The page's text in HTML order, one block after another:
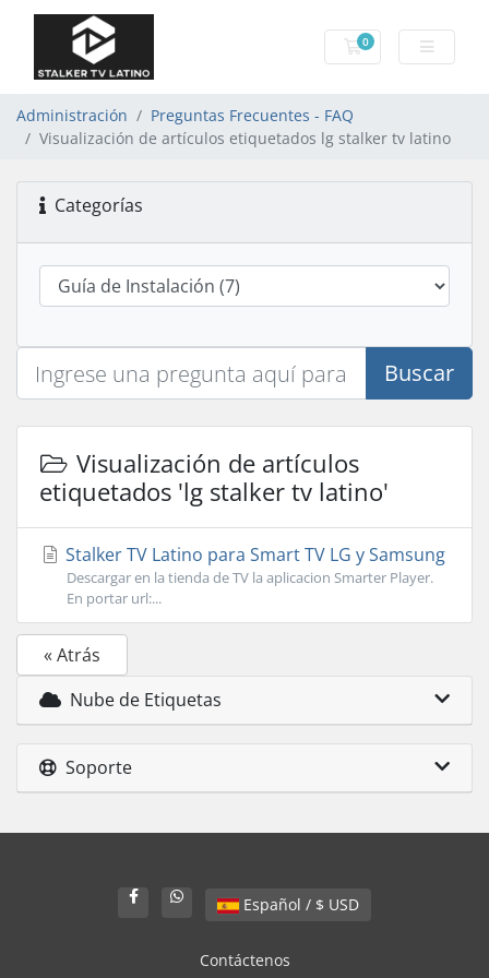
0
Carro de Pedidos
Administración
Preguntas Frecuentes - FAQ
Visualización de artículos etiquetados lg stalker tv latino
Categorías
Buscar
Visualización de artículos
etiquetados 'lg stalker tv latino'
Stalker TV Latino para Smart TV LG y Samsung
Descargar en la tienda de TV la aplicacion Smarter Player.
En portar url:...
« Atrás
Nube de Etiquetas
Soporte
Español / $ USD
Contáctenos